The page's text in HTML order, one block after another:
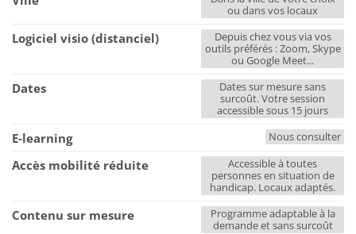
ou dans vos locaux
Logiciel visio (distanciel)
Depuis chez vous via vos
outils préférés : Zoom, Skype
ou Google Meet...
Dates
Dates sur mesure sans
surcoût. Votre session
accessible sous 15 jours
E-learning Nous consulter
Accès mobilité réduite
Accessible à toutes
personnes en situation de
handicap. Locaux adaptés.
Contenu sur mesure
Programme adaptable à la
demande et sans surcoût